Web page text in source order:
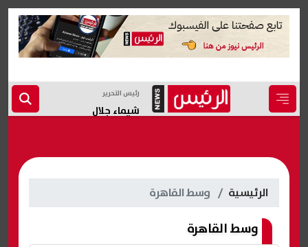
رئيس التحرير
شيماء جلال
الرئيسية وسط القاهرة
وسط القاهرة